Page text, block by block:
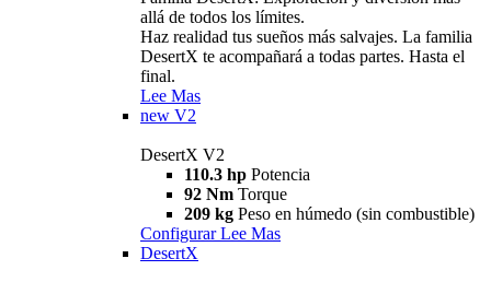
allá de todos los límites.
Haz realidad tus sueños más salvajes. La familia
DesertX te acompañará a todas partes. Hasta el
final.
Lee Mas
new V2
DesertX V2
110.3 hp Potencia
92 Nm Torque
209 kg Peso en húmedo (sin combustible)
Configurar Lee Mas
DesertX